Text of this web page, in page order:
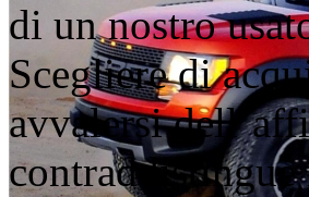
di un nostro
Scegliere di
avvalersi
contraddistingue